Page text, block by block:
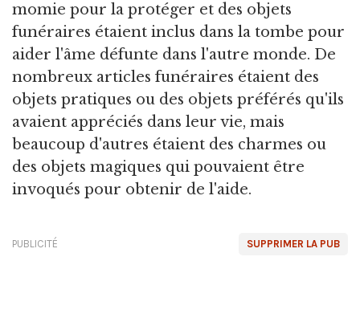
momie pour la protéger et des objets
funéraires étaient inclus dans la tombe pour
aider l'âme défunte dans l'autre monde. De
nombreux articles funéraires étaient des
objets pratiques ou des objets préférés qu'ils
avaient appréciés dans leur vie, mais
beaucoup d'autres étaient des charmes ou
des objets magiques qui pouvaient être
invoqués pour obtenir de l'aide.
SUPPRIMER LA PUB
PUBLICITÉ